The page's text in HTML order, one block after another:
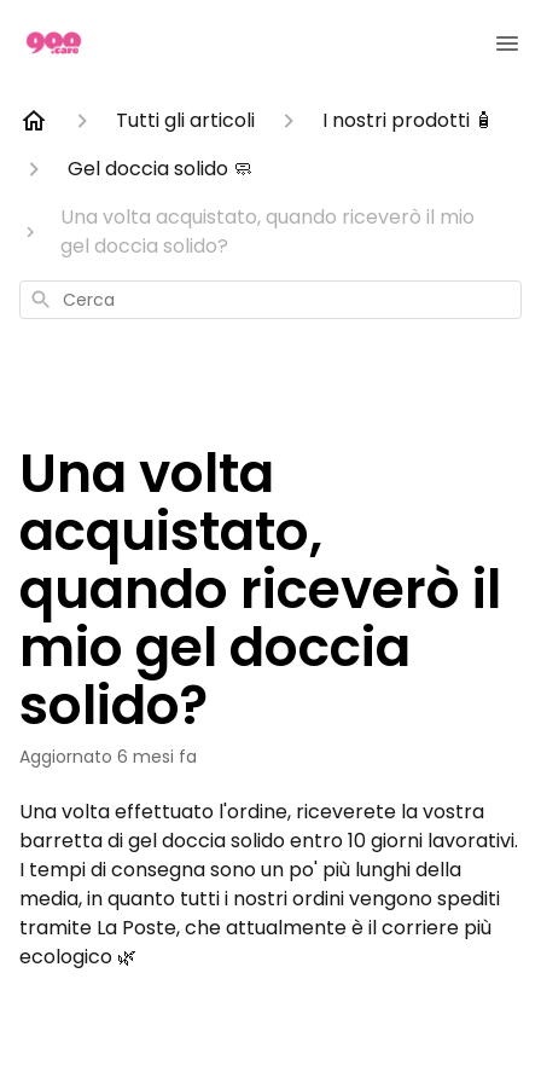
Tutti gli articoli
I nostri prodotti 🧴
Gel doccia solido 🧼
Una volta acquistato, quando riceverò il mio
gel doccia solido?
Cerca
Una volta
acquistato,
quando riceverò il
mio gel doccia
solido?
Aggiornato 6 mesi fa
Una volta effettuato l'ordine, riceverete la vostra
barretta di gel doccia solido entro 10 giorni lavorativi.
I tempi di consegna sono un po' più lunghi della
media, in quanto tutti i nostri ordini vengono spediti
tramite La Poste, che attualmente è il corriere più
ecologico 🌿